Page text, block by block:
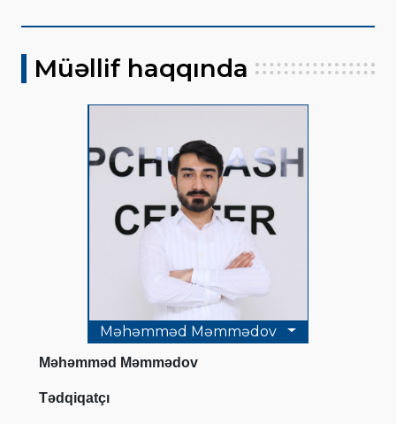
Müəllif haqqında
Məhəmməd Məmmədov
Məhəmməd Məmmədov
Tədqiqatçı